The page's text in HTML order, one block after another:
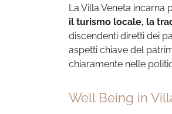
La Villa Veneta incarna
il turismo locale, la
discendenti diretti dei
aspetti chiave del
chiaramente nelle
Well Being in